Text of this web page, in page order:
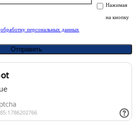
Нажимая
на кнопку
обработку персональных данных